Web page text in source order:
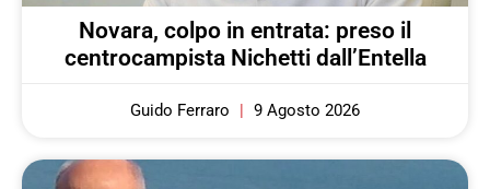
Novara, colpo in entrata: preso il
centrocampista Nichetti dall’Entella
Guido Ferraro 9 Agosto 2026